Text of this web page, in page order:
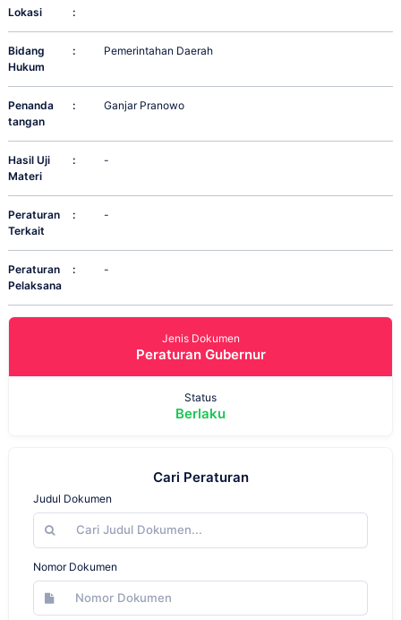
Lokasi :
Bidang
Hukum
: Pemerintahan Daerah
Penanda
tangan
: Ganjar Pranowo
Hasil Uji
Materi
: -
Peraturan
Terkait
: -
Peraturan
Pelaksana
: -
Jenis Dokumen
Peraturan Gubernur
Status
Berlaku
Cari Peraturan
Judul Dokumen
Nomor Dokumen